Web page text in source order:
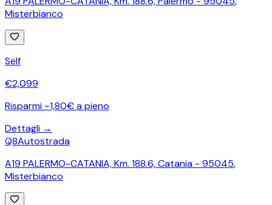
Misterbianco
Self
€2,099
Risparmi ~1,80€ a pieno
Dettagli →
Q8Autostrada
A19 PALERMO-CATANIA, Km. 188.6, Catania - 95045,
Misterbianco